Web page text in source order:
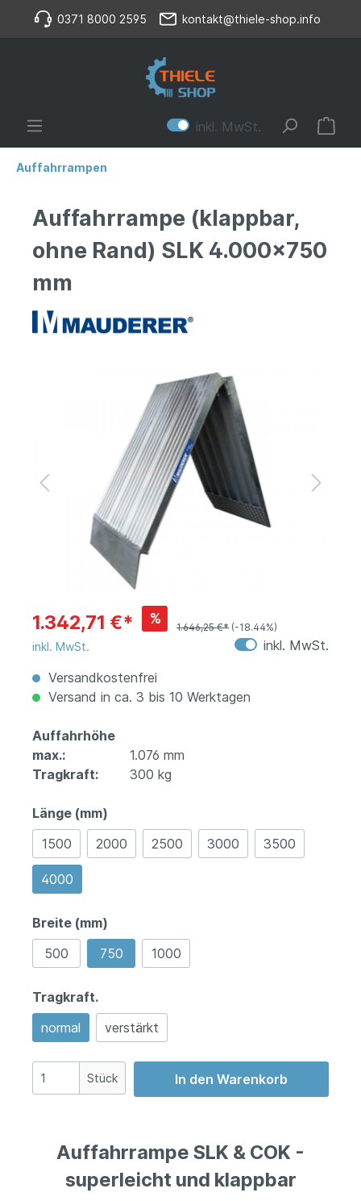
0371 8000 2595 kontakt@thiele-shop.info
inkl. MwSt.
Auffahrrampen
Auffahrrampe (klappbar,
ohne Rand) SLK 4.000x750
mm
1.342,71 €* %
1.646,25 €* (-18.44%)
inkl. MwSt.
inkl. MwSt.
Versandkostenfrei
Versand in ca. 3 bis 10 Werktagen
Auffahrhöhe
max.:
1.076 mm
Tragkraft:
300 kg
Länge (mm)
1500
2000 2500 3000 3500
4000
Breite (mm)
500
750 1000
Tragkraft.
normal
verstärkt
Stück In den Warenkorb
Auffahrrampe SLK & COK -
superleicht und klappbar